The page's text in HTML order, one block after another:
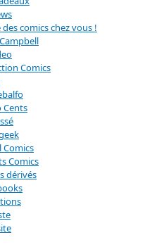
des comics chez vous !
Comics
Cents
Comics
Comics
dérivés